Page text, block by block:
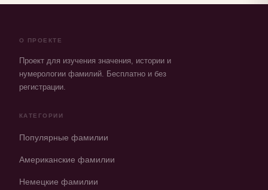
О ПРОЕКТЕ
Проект для изучения значения, истории и
нумерологии фамилий. Бесплатно и без
регистрации.
КАТЕГОРИИ
Популярные фамилии
Американские фамилии
Немецкие фамилии